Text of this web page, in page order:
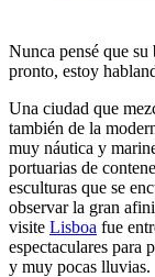
Nunca pensé que
pronto, estoy
Una ciudad que
también de la
muy náutica y
portuarias de
esculturas que se
observar la gran
visite Lisboa fue
espectaculares para
y muy pocas lluvias.